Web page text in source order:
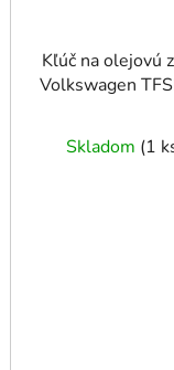
Kľúč na olejovú
Volkswagen
Skladom (1